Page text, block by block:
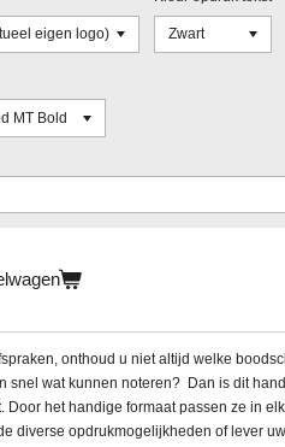
onthoud u niet altijd welke
snel wat kunnen noteren? Dan is dit
Door het handige formaat passen ze in
diverse opdrukmogelijkheden of lever